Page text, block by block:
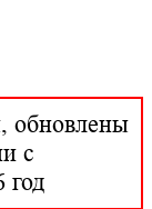
обновлены
с
год